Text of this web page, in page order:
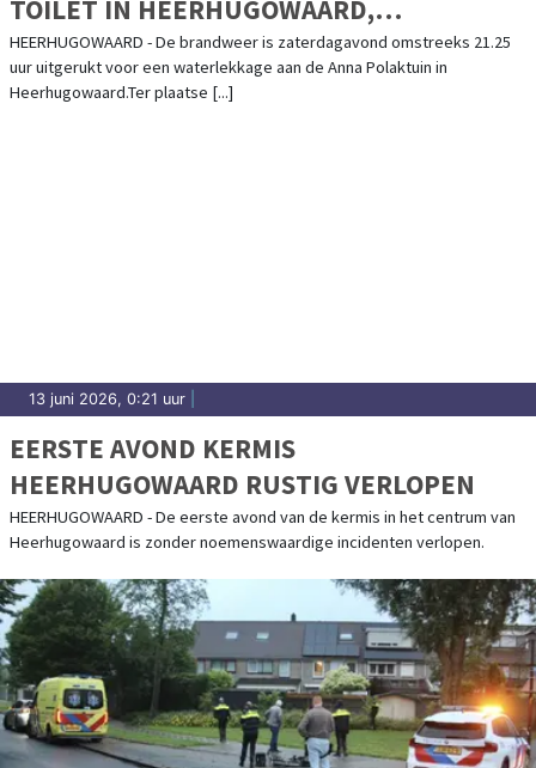
TOILET IN HEERHUGOWAARD,
BRANDWEER SLAAT RAAM STUK OM PAND
TE BETREDEN
HEERHUGOWAARD - De brandweer is zaterdagavond omstreeks 21.25
uur uitgerukt voor een waterlekkage aan de Anna Polaktuin in
Heerhugowaard.Ter plaatse [...]
13 juni 2026, 0:21 uur
EERSTE AVOND KERMIS
HEERHUGOWAARD RUSTIG VERLOPEN
HEERHUGOWAARD - De eerste avond van de kermis in het centrum van
Heerhugowaard is zonder noemenswaardige incidenten verlopen.